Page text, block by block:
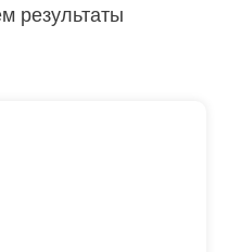
результаты